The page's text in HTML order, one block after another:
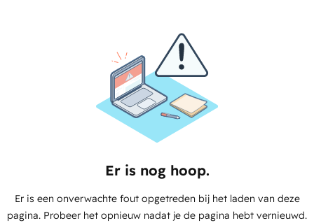
Er is nog hoop.
Er is een onverwachte fout opgetreden bij het laden van deze
pagina. Probeer het opnieuw nadat je de pagina hebt vernieuwd.